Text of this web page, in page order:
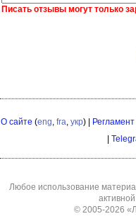
Писать отзывы могут только
О сайте (eng fra укр) | Регламент
|
Любое использование
© 2005-2026